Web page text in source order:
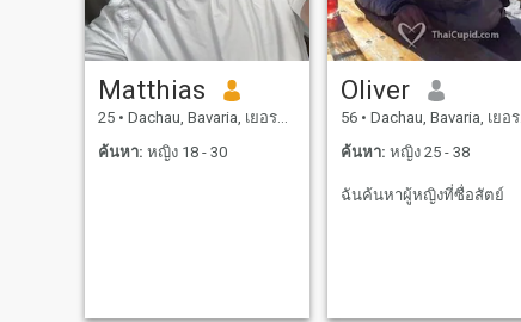
Matthias
25 • Dachau, Bavaria, เยอรมันนี
ค้นหา: หญิง 18 - 30
Oliver
56 • Dachau, Bavaria, เยอรมันนี
ค้นหา: หญิง 25 - 38
ฉันค้นหาผู้หญิงที่ซื่อสัตย์